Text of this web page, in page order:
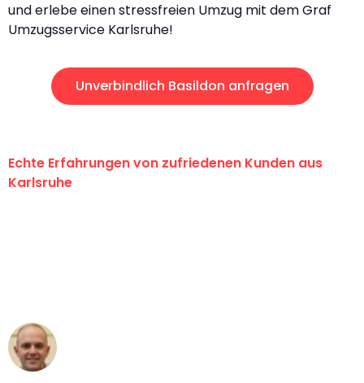
und erlebe einen stressfreien Umzug mit dem Graf
Umzugsservice Karlsruhe!
Unverbindlich Basildon anfragen
Echte Erfahrungen von zufriedenen Kunden aus
Karlsruhe